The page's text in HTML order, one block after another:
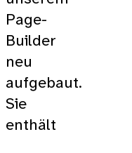
Page-
Builder
neu
aufgebaut.
Sie
enthält